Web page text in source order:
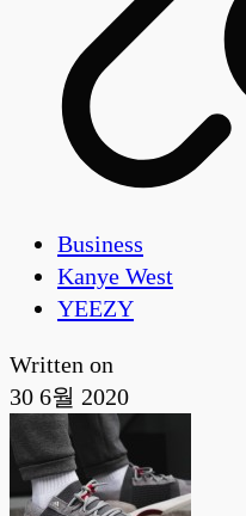
Business
Kanye West
YEEZY
Written on
30 6월 2020